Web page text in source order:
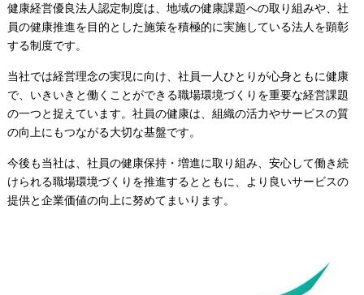
健康経営優良法人認定制度は、地域の健康課題への取り組みや、社
員の健康推進を目的とした施策を積極的に実施している法人を顕彰
する制度です。
当社では経営理念の実現に向け、社員一人ひとりが心身ともに健康
で、いきいきと働くことができる職場環境づくりを重要な経営課題
の一つと捉えています。社員の健康は、組織の活力やサービスの質
の向上にもつながる大切な基盤です。
今後も当社は、社員の健康保持・増進に取り組み、安心して働き続
けられる職場環境づくりを推進するとともに、より良いサービスの
提供と企業価値の向上に努めてまいります。